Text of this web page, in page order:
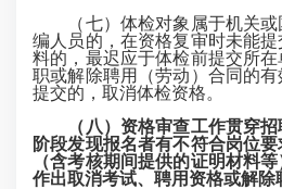
（七）体检对象属于机关或
编人员的，在资格复审时未能
料的，最迟应于体检前提交所
职或解除聘用（劳动）合同的
提交的，取消体检资格。
（八）资格审查工作贯穿
阶段发现报名者有不符合岗位
（含考核期间提供的证明材料
作出取消考试、聘用资格或解除